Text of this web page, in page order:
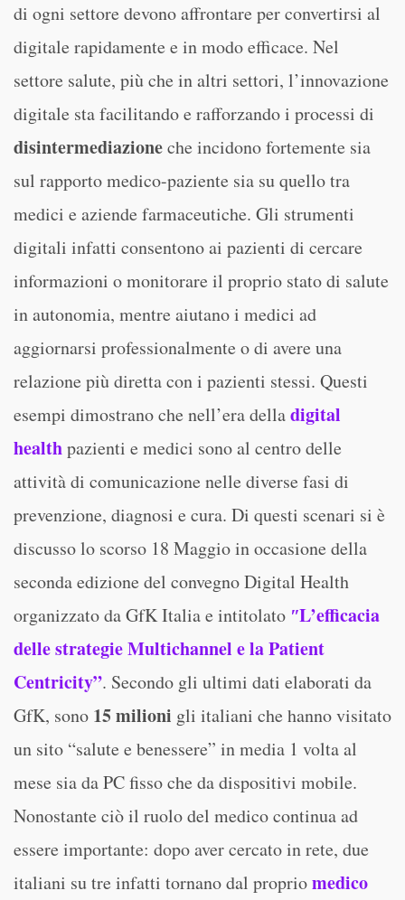
di ogni settore devono affrontare per convertirsi al
digitale rapidamente e in modo efficace. Nel
settore salute, più che in altri settori, l’innovazione
digitale sta facilitando e rafforzando i processi di
disintermediazioneche incidono fortemente sia
sul rapporto medico-paziente sia su quello tra
medici e aziende farmaceutiche. Gli strumenti
digitali infatti consentono ai pazienti di cercare
informazioni o monitorare il proprio stato di salute
in autonomia, mentre aiutano i medici ad
aggiornarsi professionalmente o di avere una
relazione più diretta con i pazienti stessi. Questi
esempi dimostrano che nell’era delladigital
healthpazienti e medici sono al centro delle
attività di comunicazione nelle diverse fasi di
prevenzione, diagnosi e cura. Di questi scenari si è
discusso lo scorso 18 Maggio in occasione della
seconda edizione del convegno Digital Health
organizzato da GfK Italia e intitolato ʺL’efficacia
delle strategie Multichannel e la Patient
Centricity”. Secondo gli ultimi dati elaborati da
GfK, sono 15 milioni gli italiani che hanno visitato
un sito “salute e benessere” in media 1 volta al
mese sia da PC fisso che da dispositivi mobile.
Nonostante ciò il ruolo del medico continua ad
essere importante: dopo aver cercato in rete, due
italiani su tre infatti tornano dal propriomedico